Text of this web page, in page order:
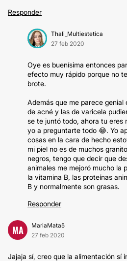
Responder
Thali_Multiestetica
27 feb 2020
Oye es buenísima entonces
efecto muy rápido porque no
brote.
Además que me parece
de acné y las de varicela
se te juntó todo, ahora tu eres
yo a preguntarte todo 😂. Yo
cosas en la cara de hecho
mi piel no es de muchos
negros, tengo que decir que
animales me mejoró mucho la
la vitamina B, las proteínas
B y normalmente son grasas.
Responder
MA
MariaMata5
27 feb 2020
Jajaja sí, creo que la alimentación sí